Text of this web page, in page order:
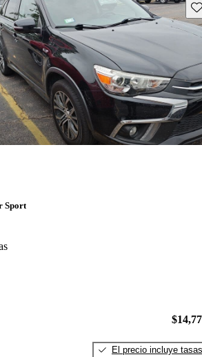
Sport
El precio incluye tasas